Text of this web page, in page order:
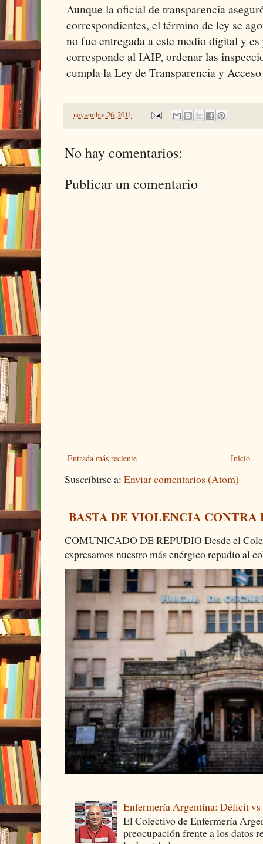
Aunque la oficial de transparencia
correspondientes, el término de ley se
no fue entregada a este medio digital y
corresponde al IAIP, ordenar las
cumpla la Ley de Transparencia y
-noviembre 26, 2011
No hay comentarios:
Publicar un comentario
Entrada más reciente Inicio
Suscribirse a: Enviar comentarios (Atom)
BASTA DE VIOLENCIA
COMUNICADO DE REPUDIO Desde el
expresamos nuestro más enérgico repudio al
Enfermería Argentina: Déficit
El Colectivo de Enfermería
preocupación frente a los datos